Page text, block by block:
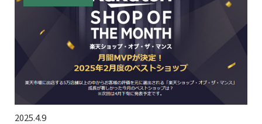
2025.4.9